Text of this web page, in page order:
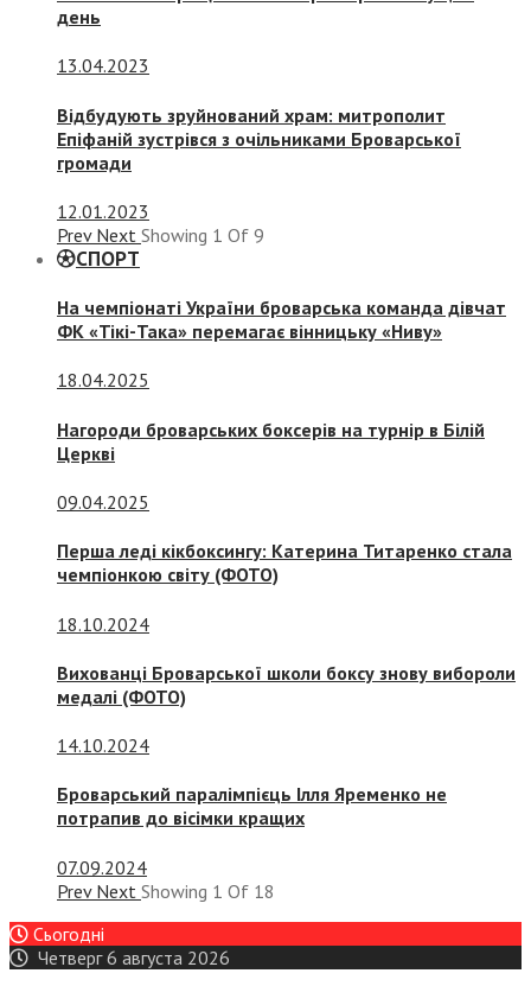
день
13.04.2023
Відбудують зруйнований храм: митрополит
Епіфаній зустрівся з очільниками Броварської
громади
12.01.2023
Prev Next Showing 1 Of 9
СПОРТ
На чемпіонаті України броварська команда дівчат
ФК «Тікі-Така» перемагає вінницьку «Ниву»
18.04.2025
Нагороди броварських боксерів на турнір в Білій
Церкві
09.04.2025
Перша леді кікбоксингу: Катерина Титаренко стала
чемпіонкою світу (ФОТО)
18.10.2024
Вихованці Броварської школи боксу знову вибороли
медалі (ФОТО)
14.10.2024
Броварський паралімпієць Ілля Яременко не
потрапив до вісімки кращих
07.09.2024
Prev Next Showing 1 Of 18
Сьогодні
Четверг 6 августа 2026